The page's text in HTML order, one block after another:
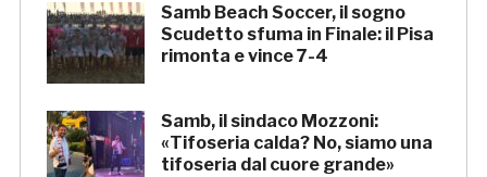
Samb Beach Soccer, il sogno
Scudetto sfuma in Finale: il Pisa
rimonta e vince 7-4
Samb, il sindaco Mozzoni:
«Tifoseria calda? No, siamo una
tifoseria dal cuore grande»